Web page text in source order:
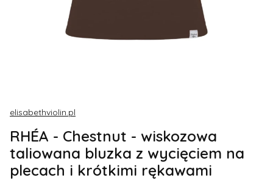
elisabethviolin.pl
RHÉA - Chestnut - wiskozowa
taliowana bluzka z wycięciem na
plecach i krótkimi rękawami